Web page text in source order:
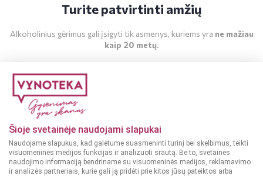
Šioje svetainėje naudojami slapukai
Naudojame slapukus, kad galėtume suasmeninti turinį bei skelbimus, teikti
visuomeninės medijos funkcijas ir analizuoti srautą. Be to, svetainės
naudojimo informaciją bendriname su visuomeninės medijos, reklamavimo
ir analizės partneriais, kurie gali ją pridėti prie kitos jūsų pateiktos arba
Turite patvirtinti amžių
Alkoholinius gėrimus gali įsigyti tik asmenys, kuriems yra ne mažiau
kaip 20 metų.